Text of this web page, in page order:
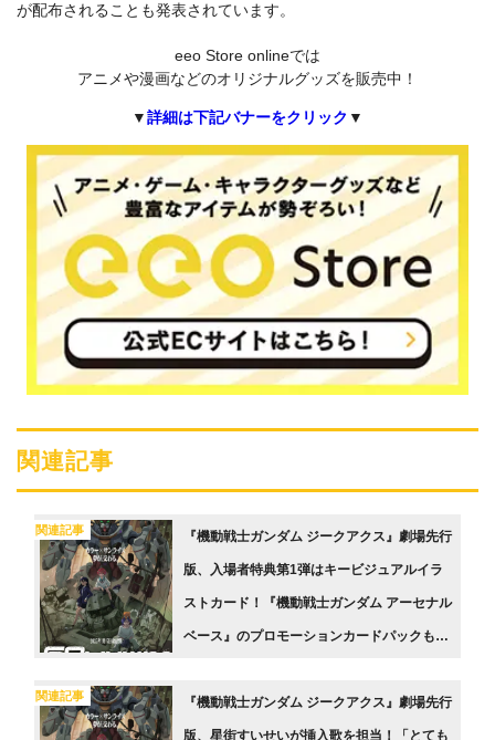
が配布されることも発表されています。
eeo Store onlineでは
アニメや漫画などのオリジナルグッズを販売中！
▼詳細は下記バナーをクリック ▼
関連記事
関連記事 『機動戦士ガンダム ジークアクス』劇場先行
版、入場者特典第1弾はキービジュアルイラ
ストカード！『機動戦士ガンダム アーセナル
ベース』のプロモーションカードパックも配
関連記事 『機動戦士ガンダム ジークアクス』劇場先行
版、星街すいせいが挿入歌を担当！「とても